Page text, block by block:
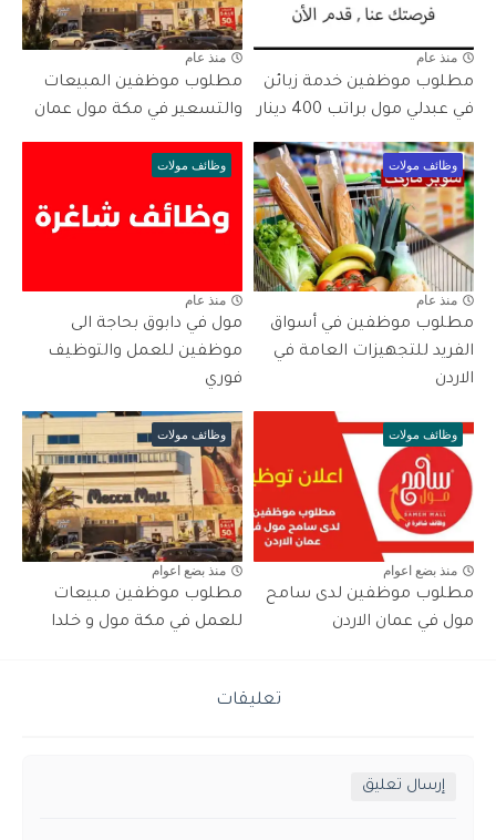
منذ عام
مطلوب موظفين خدمة زبائن
في عبدلي مول براتب 400 دينار
منذ عام
مطلوب موظفين المبيعات
والتسعير في مكة مول عمان
وظائف مولات
منذ عام
مطلوب موظفين في أسواق
الفريد للتجهيزات العامة في
الاردن
وظائف مولات
منذ عام
مول في دابوق بحاجة الى
موظفين للعمل والتوظيف
فوري
وظائف مولات
منذ بضع اعوام
مطلوب موظفين لدى سامح
مول في عمان الاردن
وظائف مولات
منذ بضع اعوام
مطلوب موظفين مبيعات
للعمل في مكة مول و خلدا
تعليقات
إرسال تعليق